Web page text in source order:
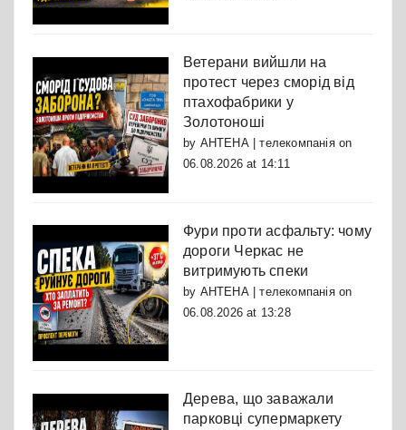
Ветерани вийшли на
протест через сморід від
птахофабрики у
Золотоноші
by АНТЕНА | телекомпаніяon
06.08.2026 at 14:11
Фури проти асфальту: чому
дороги Черкас не
витримують спеки
by АНТЕНА | телекомпаніяon
06.08.2026 at 13:28
Дерева, що заважали
парковці супермаркету